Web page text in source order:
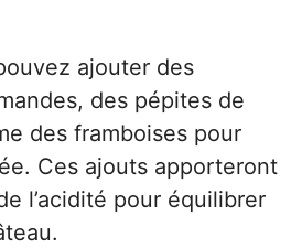
ajouter des
des pépites de
des framboises pour
Ces ajouts apporteront
l’acidité pour équilibrer